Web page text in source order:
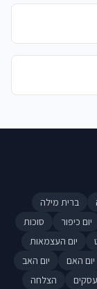
ברית מילה
יום כיפור
סוכות
יום העצמאות
יום האם
יום האב
הצלחה